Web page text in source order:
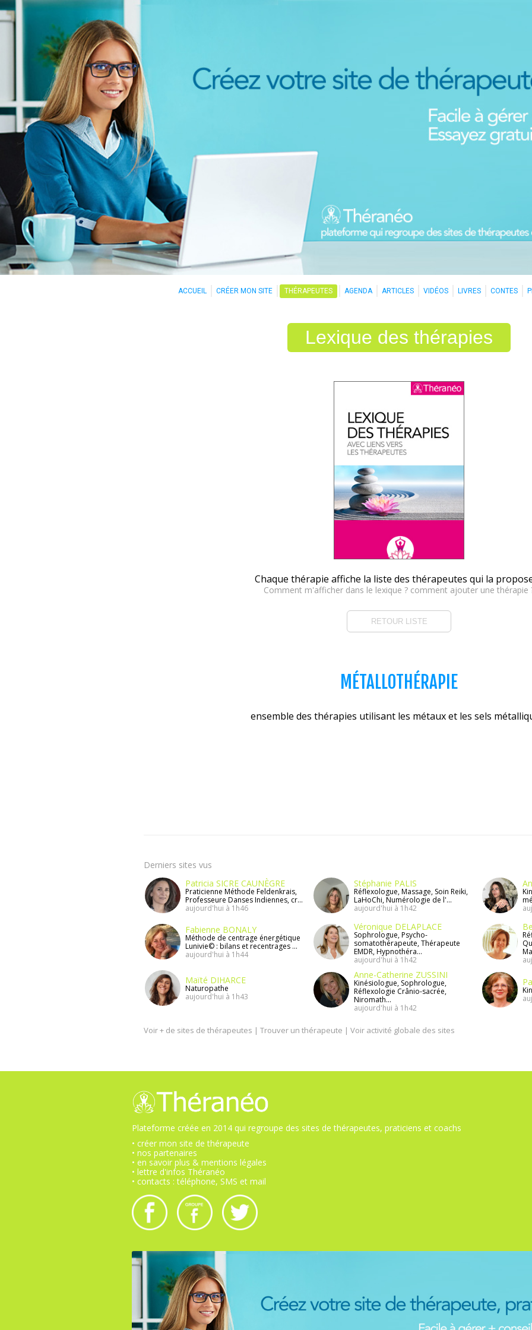
ACCUEIL CRÉER MON SITE THÉRAPEUTES AGENDA ARTICLES VIDÉOS LIVRES CONTES
Lexique des thérapies
Chaque thérapie affiche la liste des thérapeutes qui la
Comment m'afficher dans le lexique ? comment ajouter une thérapie
RETOUR LISTE
MÉTALLOTHÉRAPIE
ensemble des thérapies utilisant les métaux et les sels
Derniers sites vus
Patricia SICRE CAUNÈGRE
Praticienne Méthode Feldenkrais,
Professeure Danses Indiennes, cr...
aujourd'hui à 1h46
Fabienne BONALY
Méthode de centrage énergétique
Lunivie© : bilans et recentrages ...
aujourd'hui à 1h44
Maïté DIHARCE
Naturopathe
aujourd'hui à 1h43
Stéphanie PALIS
Réflexologue, Massage, Soin Reiki,
LaHoChi, Numérologie de l'...
aujourd'hui à 1h42
Véronique DELAPLACE
Sophrologue, Psycho-
somatothérapeute, Thérapeute
EMDR, Hypnothéra...
aujourd'hui à 1h42
Anne-Catherine ZUSSINI
Kinésiologue, Sophrologue,
Réflexologie Crânio-sacrée,
Niromath...
aujourd'hui à 1h42
Voir + de sites de thérapeutes | Trouver un thérapeute | Voir activité globale des sites
Plateforme créée en 2014 qui regroupe des sites de thérapeutes, praticiens et coachs
• créer mon site de thérapeute
• nos partenaires
• en savoir plus & mentions légales
• lettre d'infos Théranéo
• contacts : téléphone, SMS et mail